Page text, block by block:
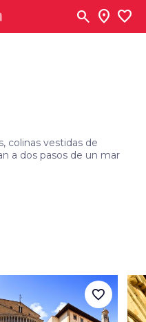
search location_on favorite
colinas vestidas de
a dos pasos de un mar
favorite_border